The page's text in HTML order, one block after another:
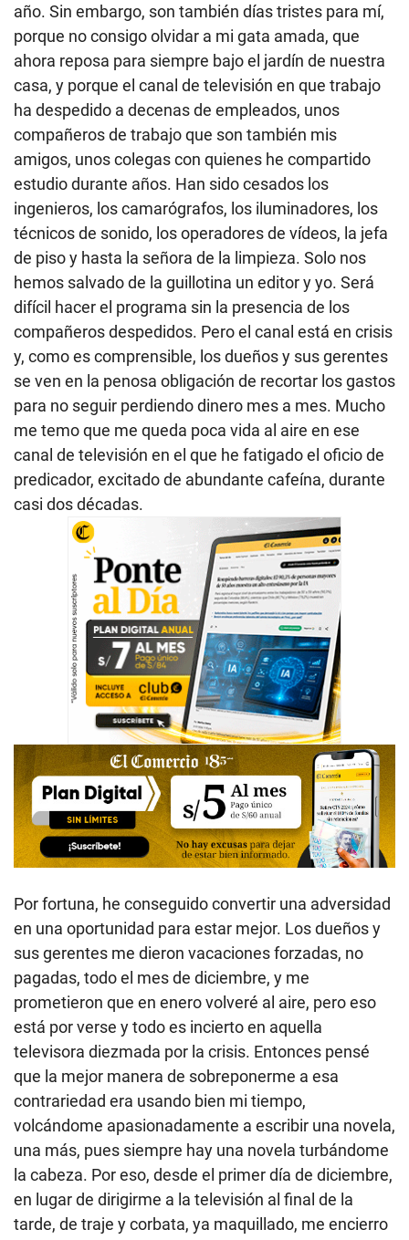
año. Sin embargo, son también días tristes para mí,
porque no consigo olvidar a mi gata amada, que
ahora reposa para siempre bajo el jardín de nuestra
casa, y porque el canal de televisión en que trabajo
ha despedido a decenas de empleados, unos
compañeros de trabajo que son también mis
amigos, unos colegas con quienes he compartido
estudio durante años. Han sido cesados los
ingenieros, los camarógrafos, los iluminadores, los
técnicos de sonido, los operadores de vídeos, la jefa
de piso y hasta la señora de la limpieza. Solo nos
hemos salvado de la guillotina un editor y yo. Será
difícil hacer el programa sin la presencia de los
compañeros despedidos. Pero el canal está en crisis
y, como es comprensible, los dueños y sus gerentes
se ven en la penosa obligación de recortar los gastos
para no seguir perdiendo dinero mes a mes. Mucho
me temo que me queda poca vida al aire en ese
canal de televisión en el que he fatigado el oficio de
predicador, excitado de abundante cafeína, durante
casi dos décadas.
Por fortuna, he conseguido convertir una adversidad
en una oportunidad para estar mejor. Los dueños y
sus gerentes me dieron vacaciones forzadas, no
pagadas, todo el mes de diciembre, y me
prometieron que en enero volveré al aire, pero eso
está por verse y todo es incierto en aquella
televisora diezmada por la crisis. Entonces pensé
que la mejor manera de sobreponerme a esa
contrariedad era usando bien mi tiempo,
volcándome apasionadamente a escribir una novela,
una más, pues siempre hay una novela turbándome
la cabeza. Por eso, desde el primer día de diciembre,
en lugar de dirigirme a la televisión al final de la
tarde, de traje y corbata, ya maquillado, me encierro